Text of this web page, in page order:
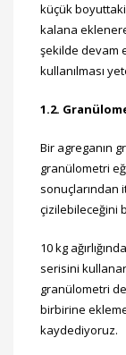
küçük
kalana
şekilde devam
kullanılması
1.2.
Bir agreganın
granülometri
sonuçlarından
çizilebileceğini
10 kg
serisini
granülometri
birbirine
kaydediyoruz.